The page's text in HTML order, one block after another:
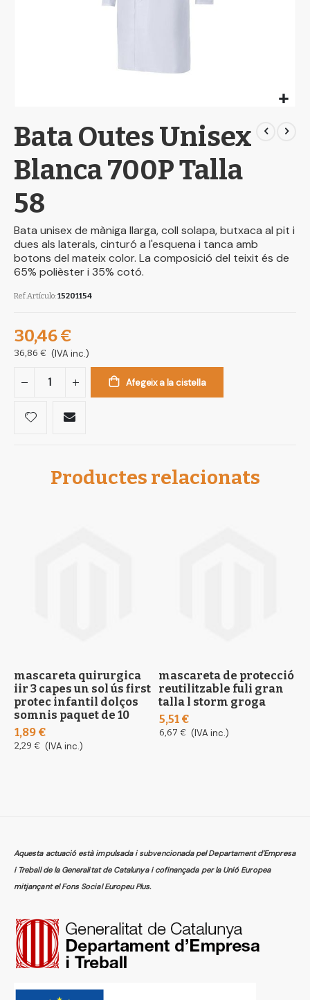
to
the
beginning
of
images
gallery
Bata Outes Unisex
Blanca 700P Talla
58
Bata unisex de màniga llarga, coll solapa, butxaca al pit i
dues als laterals, cinturó a l'esquena i tanca amb
botons del mateix color. La composició del teixit és de
65% polièster i 35% cotó.
Ref.Artículo 15201154
30,46 €
36,86 € (IVA inc.)
Afegeix a la cistella
Productes relacionats
mascareta quirurgica
iir 3 capes un sol ús first
protec infantil dolços
somnis paquet de 10
1,89 €
2,29 € (IVA inc.)
mascareta de protecció
reutilitzable fuli gran
talla l storm groga
5,51 €
6,67 € (IVA inc.)
Aquesta actuació està impulsada i subvencionada pel Departament d’Empresa
i Treball de la Generalitat de Catalunya i cofinançada per la Unió Europea
mitjançant el Fons Social Europeu Plus.